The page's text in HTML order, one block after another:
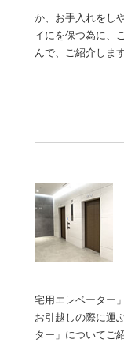
か、お手入れをし
イにを保つ為に、
んで、ご紹介しま
宅用エレベーター
お引越しの際に運
ター」についてご